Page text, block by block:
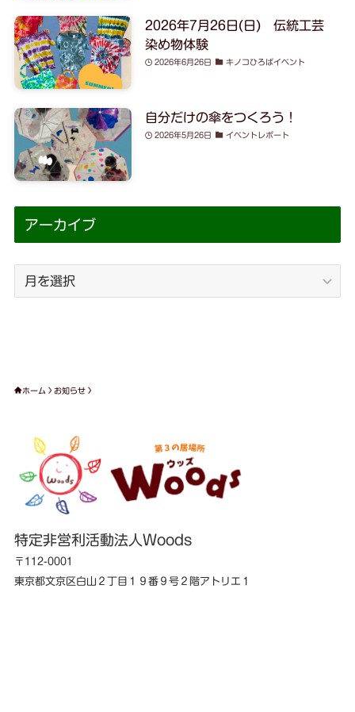
2026年7月26日(日) 伝統工芸
染め物体験
2026年6月26日 キノコひろばイベント
自分だけの傘をつくろう！
2026年5月26日 イベントレポート
アーカイブ
ホーム お知らせ
特定非営利活動法人Woods
〒112-0001
東京都文京区白山２丁目１９番９号２階アトリエ１